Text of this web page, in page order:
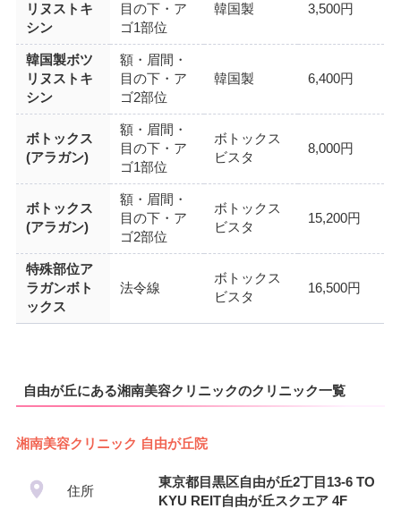
リヌストキ
シン
目の下・ア
ゴ1部位
韓国製 3,500円
韓国製ボツ
リヌストキ
シン
額・眉間・
目の下・ア
ゴ2部位
韓国製 6,400円
ボトックス
(アラガン)
額・眉間・
目の下・ア
ゴ1部位
ボトックス
ビスタ
8,000円
ボトックス
(アラガン)
額・眉間・
目の下・ア
ゴ2部位
ボトックス
ビスタ
15,200円
特殊部位ア
ラガンボト
ックス
法令線
ボトックス
ビスタ
16,500円
自由が丘にある湘南美容クリニックのクリニック一覧
湘南美容クリニック 自由が丘院
住所
東京都目黒区自由が丘2丁目13-6 TO
KYU REIT自由が丘スクエア 4F